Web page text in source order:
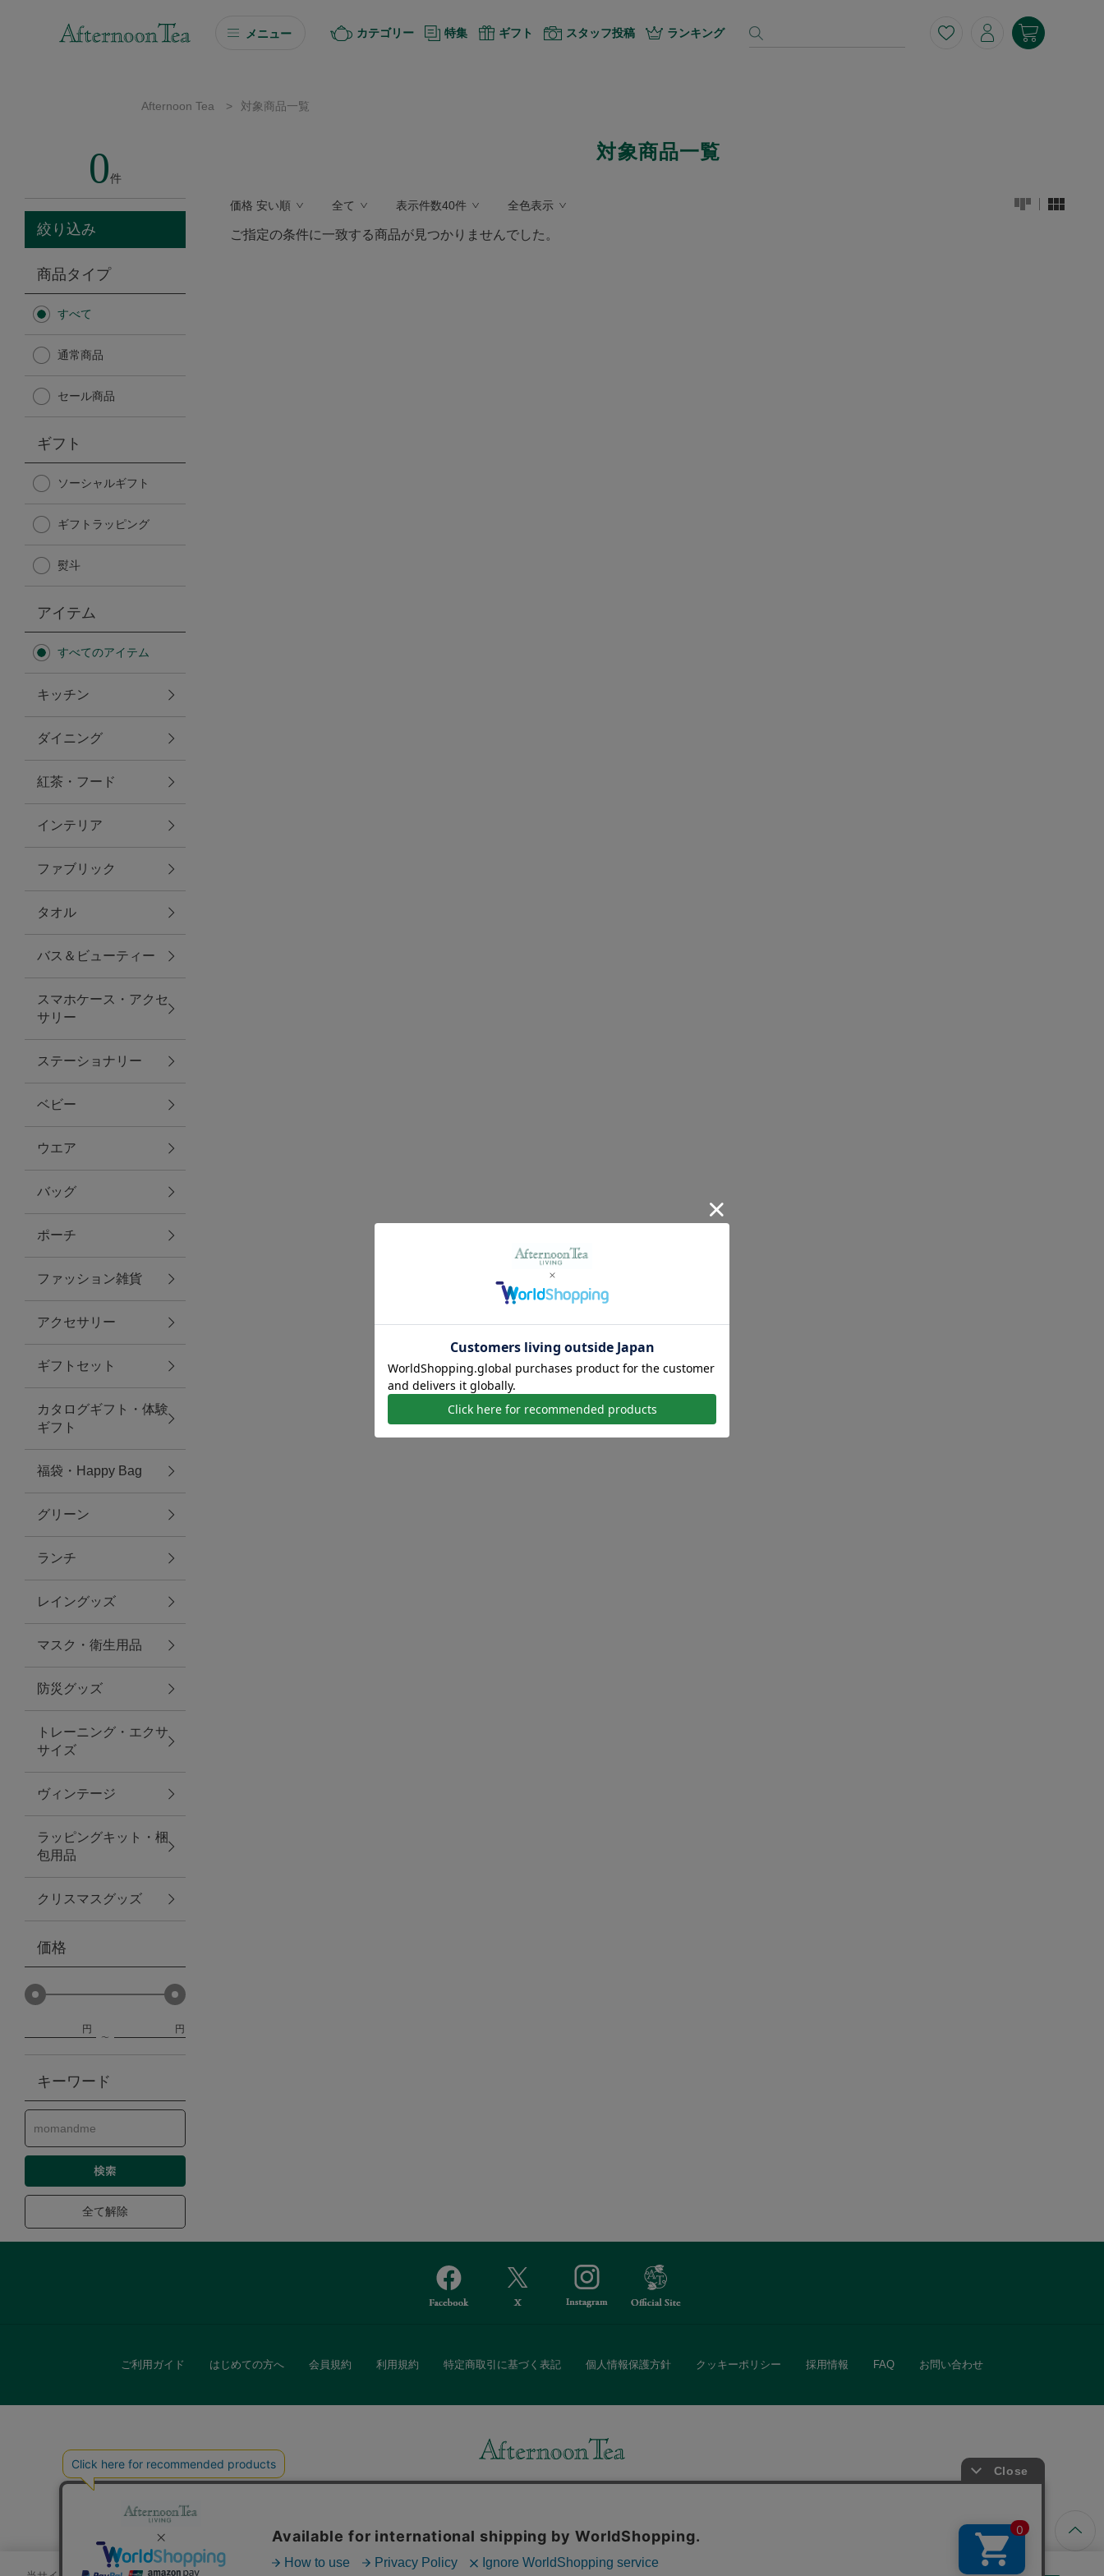
メニュー
ソーシャルギフト
カタログギフト
Afternoon Tea TEAROOM
Afternoon Tea TEAROOM
日傘
保冷バッグ
無重力シリーズ
トラベルグッズ
ランチ
バッグ
キッチン・ダイニング
ダイニング
キッチン
ファブリック
グリーン
バス＆ビューティー
バス＆ビューティー
タオル
ウエア＆バッグ
ウエア
レイングッズ
アクセサリー
ファッション雑貨
ファッショングッズ
スマホケース・アクセサリー
ポーチ
ステーショナリー
その他
紅茶・フード
防災グッズ・非常食
トレーニング
ヴィンテージ
カテゴリー 特集 ギフト スタッフ投稿 ランキング
Afternoon Tea > 対象商品一覧
0件
絞り込み
商品タイプ
すべて
通常商品
セール商品
ギフト
ソーシャルギフト
ギフトラッピング
熨斗
アイテム
すべてのアイテム
キッチン
ダイニング
紅茶・フード
インテリア
ファブリック
タオル
バス＆ビューティー
スマホケース・アクセ
サリー
ステーショナリー
ベビー
ウエア
バッグ
ポーチ
ファッション雑貨
アクセサリー
ギフトセット
カタログギフト・体験
ギフト
福袋・Happy Bag
グリーン
ランチ
レイングッズ
マスク・衛生用品
防災グッズ
トレーニング・エクサ
サイズ
ヴィンテージ
ラッピングキット・梱
包用品
クリスマスグッズ
価格
円 円
キーワード
全て解除
対象商品一覧
価格 安い順 全て 表示件数40件 全色表示
ご指定の条件に一致する商品が見つかりませんでした。
ご利用ガイド はじめての方へ 会員規約 利用規約 特定商取引に基づく表記 個人情報保護方針 クッキーポリシー 採用情報 FAQ お問い合わせ
また、ギフトセットなどギフトにぴったりの豊富な商品がラインナップ。
「ソーシャルギフト」サービスもご提供しています。